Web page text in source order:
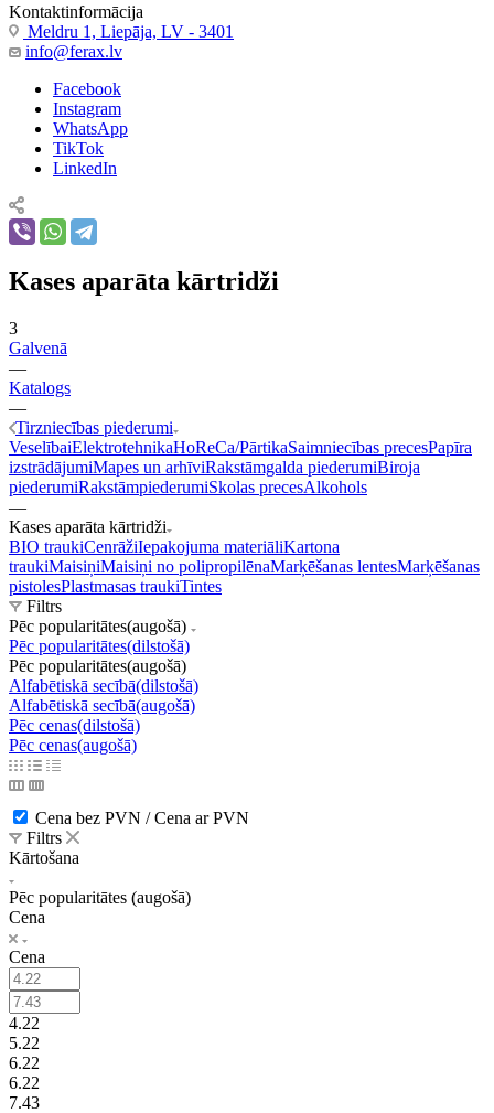
Kontaktinformācija
Meldru 1, Liepāja, LV - 3401
info@ferax.lv
Facebook
Instagram
WhatsApp
TikTok
LinkedIn
Kases aparāta kārtridži
3
Galvenā
—
Katalogs
—
Tirzniecības piederumi
VeselībaiElektrotehnikaHoReCa/PārtikaSaimniecības precesPapīra
izstrādājumiMapes un arhīviRakstāmgalda piederumiBiroja
piederumiRakstāmpiederumiSkolas precesAlkohols
—
Kases aparāta kārtridži
BIO traukiCenrāžiIepakojuma materiāliKartona
traukiMaisiņiMaisiņi no polipropilēnaMarķēšanas lentesMarķēšanas
pistolesPlastmasas traukiTintes
Filtrs
Pēc popularitātes(augošā)
Pēc popularitātes(dilstošā)
Pēc popularitātes(augošā)
Alfabētiskā secībā(dilstošā)
Alfabētiskā secībā(augošā)
Pēc cenas(dilstošā)
Pēc cenas(augošā)
Cena bez PVN / Cena ar PVN
Filtrs
Kārtošana
Pēc popularitātes (augošā)
Cena
Cena
4.22
5.22
6.22
6.22
7.43